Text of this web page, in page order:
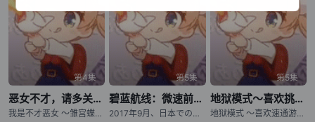
第4集
恶女不才，请多关照 ～雏宫蝶鼠换身传～
我是不才恶女 ～雏宫蝶鼠互换传～ / 虽然我是不完美恶女 ～雏宫蝶鼠替换传～ / Though I Am an Inept Villainess: Tale of the Butterfly-Rat Body Swap in the Maiden Court / Futsutsuka na Akujo dewa Gozaimasu ga: Suuguu Chouso Torikae Den
第5集
碧蓝航线：微速前行！第二季
2017年9月、日本でのサービスを开始したスマートフォン向け舰船擬人化アプリゲーム『アズールレーン』。2019年冬にはTVアニメーションが放送され、その他にも様々な业界との异色コラボなどでゲーム内外で
第5集
地狱模式～喜欢挑战特殊成就的玩家在废设定的异世界成为无双～第二季
地狱模式 ～喜欢速通游戏的玩家在废设定异世界无双～ 第二季